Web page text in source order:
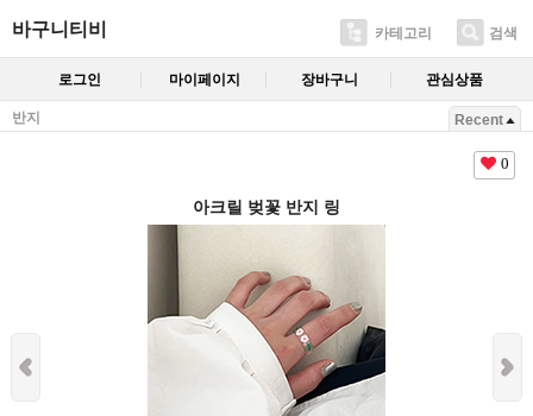
바구니티비 카테고리 검색
로그인 마이페이지 장바구니 관심상품
반지 Recent
0
아크릴 벚꽃 반지 링